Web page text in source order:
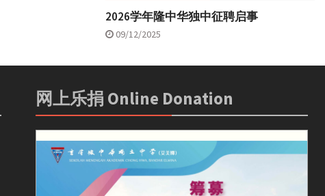
2026学年隆中华独中征聘启事
09/12/2025
网上乐捐 Online Donation